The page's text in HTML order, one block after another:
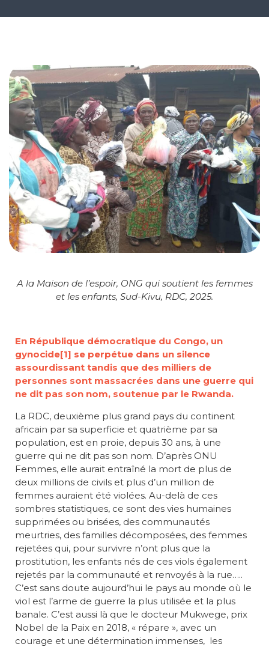
A la Maison de l’espoir, ONG qui soutient les femmes
et les enfants, Sud-Kivu, RDC, 2025.
En République démocratique du Congo, un
gynocide[1] se perpétue dans un silence
assourdissant tandis que des milliers de
personnes sont massacrées dans une guerre qui
ne dit pas son nom, soutenue par le Rwanda.
La RDC, deuxième plus grand pays du continent
africain par sa superficie et quatrième par sa
population, est en proie, depuis 30 ans, à une
guerre qui ne dit pas son nom. D’après ONU
Femmes, elle aurait entraîné la mort de plus de
deux millions de civils et plus d’un million de
femmes auraient été violées. Au-delà de ces
sombres statistiques, ce sont des vies humaines
supprimées ou brisées, des communautés
meurtries, des familles décomposées, des femmes
rejetées qui, pour survivre n’ont plus que la
prostitution, les enfants nés de ces viols également
rejetés par la communauté et renvoyés à la rue…..
C’est sans doute aujourd’hui le pays au monde où le
viol est l’arme de guerre la plus utilisée et la plus
banale. C’est aussi là que le docteur Mukwege, prix
Nobel de la Paix en 2018, « répare », avec un
courage et une détermination immenses, les